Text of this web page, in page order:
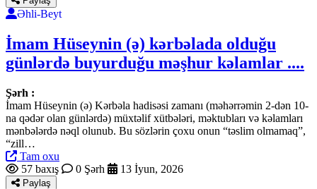
Əhli-Beyt
İmam Hüseynin (ə) kərbəlada olduğu
günlərdə buyurduğu məşhur kəlamlar ....
Şərh :
İmam Hüseynin (ə) Kərbəla hadisəsi zamanı (məhərrəmin 2-dən 10-
na qədər olan günlərdə) müxtəlif xütbələri, məktubları və kəlamları
mənbələrdə nəql olunub. Bu sözlərin çoxu onun “təslim olmamaq”,
“zill…
Tam oxu
57 baxış
0 Şərh 13 İyun, 2026
Paylaş